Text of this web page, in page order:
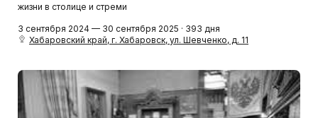
жизни в столице и стреми
3 сентября 2024 — 30 сентября 2025 · 393 дня
Хабаровский край, г. Хабаровск, ул. Шевченко, д. 11